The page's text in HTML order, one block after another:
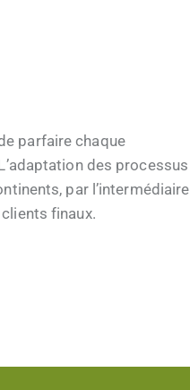
parfaire chaque
des processus
par l’intermédiaire
finaux.